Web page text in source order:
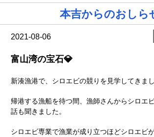
本吉からのおしら
2021-08-06
富山湾の宝石💎
新湊漁港で、シロエビの競りを見学してきまし
帰港する漁船を待つ間、漁師さんからシロエ
話も聞きました。
シロエビ専業で漁業が成り立つほどシロエビ